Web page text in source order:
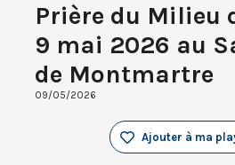
Prière du Milieu
9 mai 2026 au
de Montmartre
09/05/2026
Ajouter à ma